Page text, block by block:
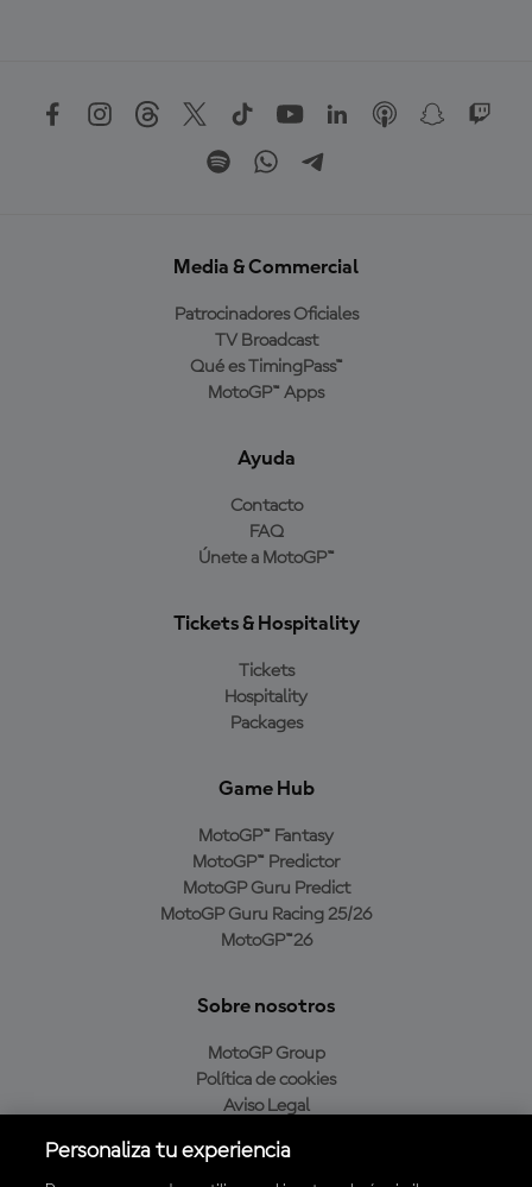
Media & Commercial
Patrocinadores Oficiales
TV Broadcast
Qué es TimingPass™
MotoGP™ Apps
Ayuda
Contacto
FAQ
Únete a MotoGP™
Tickets & Hospitality
Tickets
Hospitality
Packages
Game Hub
MotoGP™ Fantasy
MotoGP™ Predictor
MotoGP Guru Predict
MotoGP Guru Racing 25/26
MotoGP™26
Sobre nosotros
MotoGP Group
Política de cookies
Aviso Legal
Política de compra
Personaliza tu experiencia